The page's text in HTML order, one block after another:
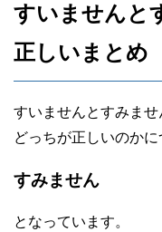
すいませんと
正しいまとめ
すいませんとすみませ
どっちが正しいのかに
すみません
となっています。